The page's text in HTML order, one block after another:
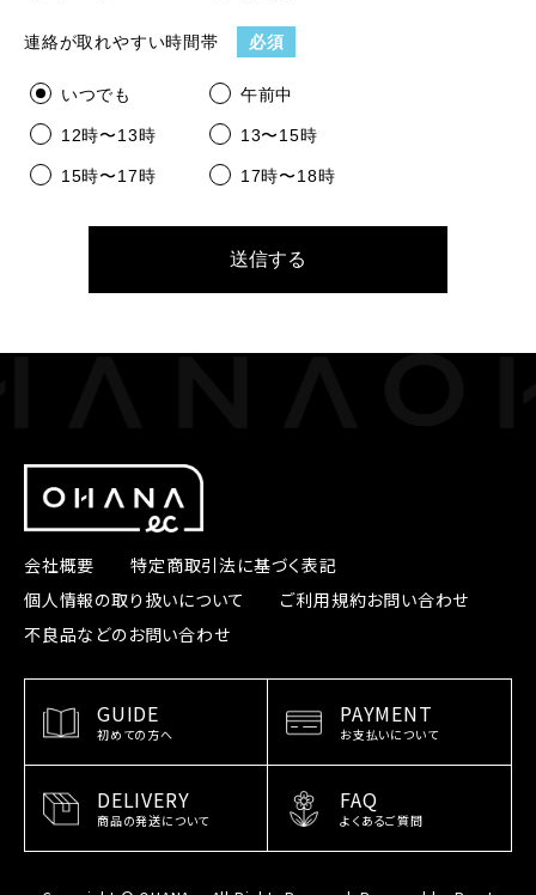
連絡が取れやすい時間帯 必須
いつでも 午前中
12時〜13時 13〜15時
15時〜17時 17時〜18時
会社概要
特定商取引法に基づく表記
個人情報の取り扱いについて
ご利用規約お問い合わせ
不良品などのお問い合わせ
GUIDE
初めての方へ
PAYMENT
お支払いについて
DELIVERY
商品の発送について
FAQ
よくあるご質問